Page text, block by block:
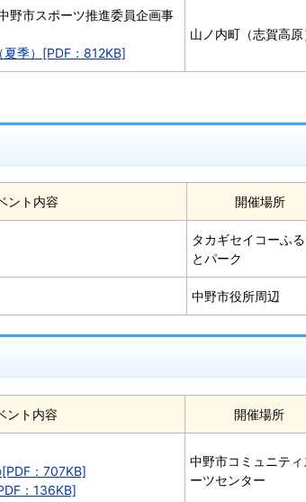
野市スポーツ推進委員企画事
季）[PDF：812KB]
山ノ内町（志賀高原
ント内容 開催場所
タカギセイコーふる
とパーク
中野市役所周辺
ント内容 開催場所
：707KB]
：136KB]
中野市コミュニティ
ーツセンター